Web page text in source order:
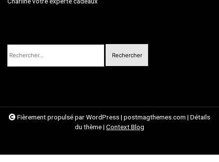
Rechercher :
Fièrement propulsé par WordPress| postmagthemes.com | Détails
du thème| Context Blog